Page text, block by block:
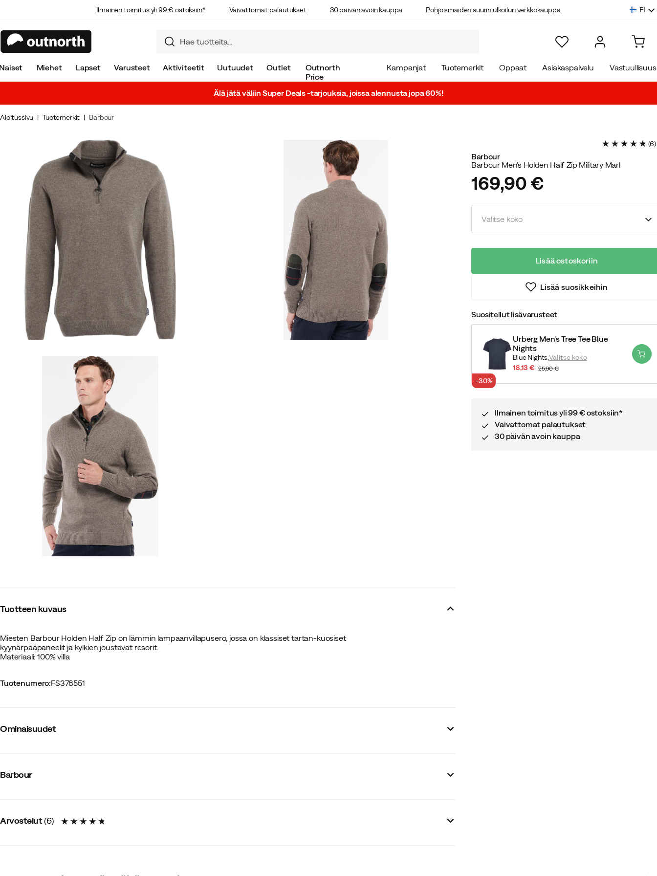
Ilmainen toimitus yli 99 € ostoksiin* Vaivattomat palautukset 30 päivän avoin kauppa Pohjoismaiden suurin ulkoilun verkkokauppa FI
Miehet Lapset Varusteet Aktiviteetit Uutuudet Outlet
Outnorth
Price
Kampanjat Tuotemerkit Oppaat Asiakaspalvelu Vastuullisuus
Älä jätä väliin Super Deals -tarjouksia, joissa alennusta jopa 60%!
Aloitussivu Tuotemerkit Barbour
Tuotteen kuvaus
Miesten Barbour Holden Half Zip on lämmin lampaanvillapusero, jossa on klassiset tartan-kuosiset
kyynärpääpaneelit ja kylkien joustavat resorit.
Materiaali: 100% villa
Tuotenumero:FS378551
Ominaisuudet
Huppu:Ei
Barbour
Arvostelut(6)
(6)
Barbour
Barbour Men's Holden Half Zip Military Marl
price
169,90 €
Valitse koko
Lisää ostoskoriin
Lisää suosikkeihin
Suositellut lisävarusteet
Urberg Men's Tree Tee Blue
Nights
Blue Nights,Valitse koko
18,13 € 25,90 €
-30%
Ilmainen toimitus yli 99 € ostoksiin*
Vaivattomat palautukset
30 päivän avoin kauppa